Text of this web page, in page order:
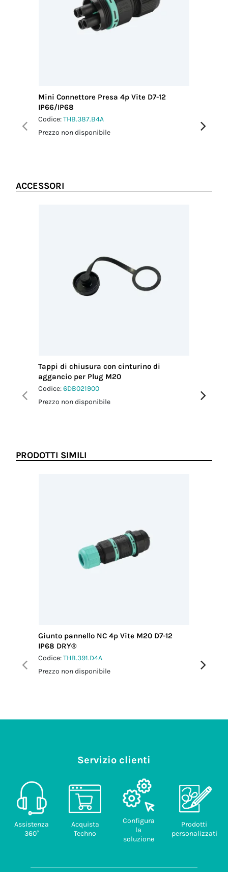
Mini Connettore Presa 4p Vite D7-12
IP66/IP68
Codice:THB.387.B4A
Prezzo non disponibile
Prezzo
ACCESSORI
Tappi di chiusura con cinturino di
aggancio per Plug M20
Codice:6DB021900
Prezzo non disponibile
Prezzo
PRODOTTI SIMILI
Giunto pannello NC 4p Vite M20 D7-12
IP68 DRY®
Codice:THB.391.D4A
Prezzo non disponibile
Prezzo
Servizio clienti
Assistenza
360°
Acquista
Techno
Configura
la
soluzione
Prodotti
personalizzati